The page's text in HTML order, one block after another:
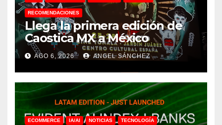
RECOMENDACIONES
Llega la primera edición de
Caostica MX a México
AGO 6, 2026 ANGEL SÁNCHEZ
ECOMMERCE IA/AI NOTICIAS TECNOLOGÍA